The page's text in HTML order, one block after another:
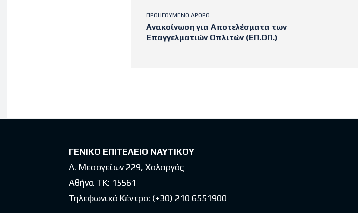
ΠΡΟΗΓΟΎΜΕΝΟ ΆΡΘΡΟ
Ανακοίνωση για Αποτελέσματα των
Επαγγελματιών Οπλιτών (ΕΠ.ΟΠ.)
ΓΕΝΙΚΟ ΕΠΙΤΕΛΕΙΟ ΝΑΥΤΙΚΟΥ
Λ. Μεσογείων 229, Χολαργός
Αθήνα ΤΚ: 15561
Τηλεφωνικό Κέντρο: (+30) 210 6551900